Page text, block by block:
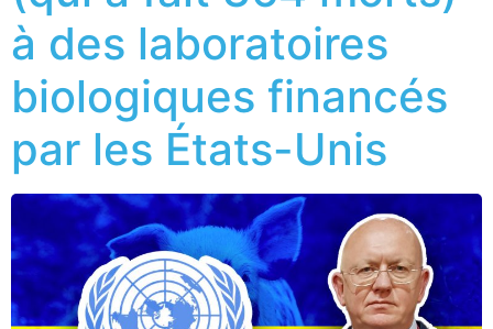
à des laboratoires
biologiques financés
par les États-Unis